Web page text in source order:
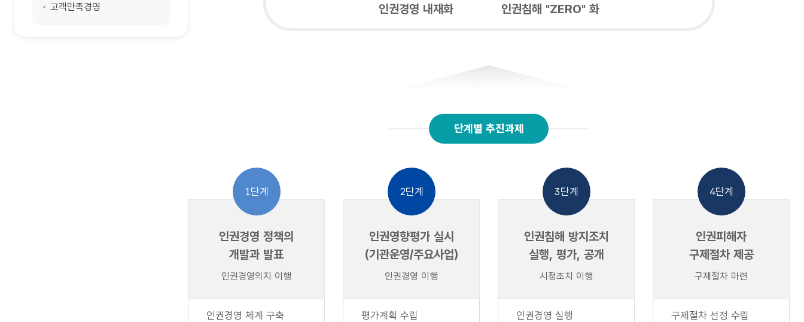
고객만족경영
인권경영 내재화 인권침해 "ZERO" 화
단계별 추진과제
1단계
인권경영 정책의
개발과 발표
인권경영의지 이행
인권경영 체계 구축
2단계
인권영향평가 실시
(기관운영/주요사업)
인권경영 이행
평가계획 수립
3단계
인권침해 방지조치
실행, 평가, 공개
시정조치 이행
인권경영 실행
4단계
인권피해자
구제절차 제공
구제절차 마련
구제절차 선정 수립